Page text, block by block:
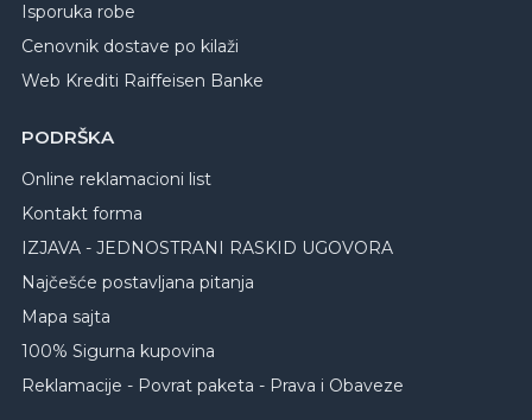
Isporuka robe
Cenovnik dostave po kilaži
Web Krediti Raiffeisen Banke
PODRŠKA
Online reklamacioni list
Kontakt forma
IZJAVA - JEDNOSTRANI RASKID UGOVORA
Najčešće postavljana pitanja
Mapa sajta
100% Sigurna kupovina
Reklamacije - Povrat paketa - Prava i Obaveze